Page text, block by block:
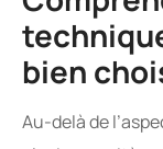
bien
Au-delà de